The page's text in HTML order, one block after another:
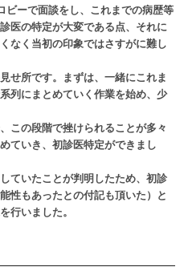
ビーで面談をし、これまでの病歴等
医の特定が大変である点、それに
なく当初の印象ではさすがに難し
せ所です。まずは、一緒にこれま
列にまとめていく作業を始め、少
この段階で挫けられることが多々
ていき、初診医特定ができまし
ていたことが判明したため、初診
性もあったとの付記も頂いた）と
行いました。